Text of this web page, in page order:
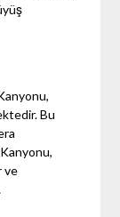
Bu
ve